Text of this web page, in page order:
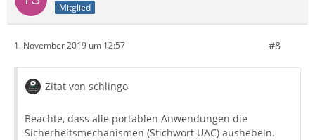
Mitglied
1. November 2019 um 12:57 #8
Zitat von schlingo
Beachte, dass alle portablen Anwendungen die
Sicherheitsmechanismen (Stichwort UAC) aushebeln.